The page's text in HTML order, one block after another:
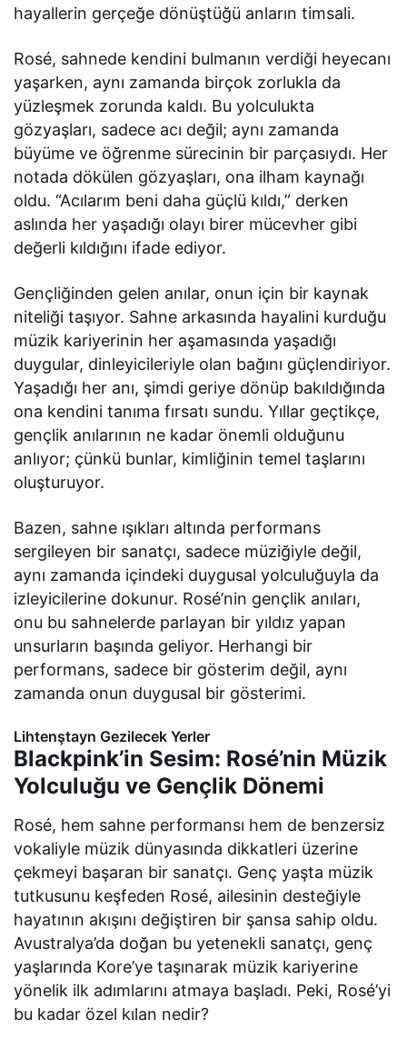
hayallerin gerçeğe dönüştüğü anların timsali.
Rosé, sahnede kendini bulmanın verdiği heyecanı
yaşarken, aynı zamanda birçok zorlukla da
yüzleşmek zorunda kaldı. Bu yolculukta
gözyaşları, sadece acı değil; aynı zamanda
büyüme ve öğrenme sürecinin bir parçasıydı. Her
notada dökülen gözyaşları, ona ilham kaynağı
oldu. “Acılarım beni daha güçlü kıldı,” derken
aslında her yaşadığı olayı birer mücevher gibi
değerli kıldığını ifade ediyor.
Gençliğinden gelen anılar, onun için bir kaynak
niteliği taşıyor. Sahne arkasında hayalini kurduğu
müzik kariyerinin her aşamasında yaşadığı
duygular, dinleyicileriyle olan bağını güçlendiriyor.
Yaşadığı her anı, şimdi geriye dönüp bakıldığında
ona kendini tanıma fırsatı sundu. Yıllar geçtikçe,
gençlik anılarının ne kadar önemli olduğunu
anlıyor; çünkü bunlar, kimliğinin temel taşlarını
oluşturuyor.
Bazen, sahne ışıkları altında performans
sergileyen bir sanatçı, sadece müziğiyle değil,
aynı zamanda içindeki duygusal yolculuğuyla da
izleyicilerine dokunur. Rosé’nin gençlik anıları,
onu bu sahnelerde parlayan bir yıldız yapan
unsurların başında geliyor. Herhangi bir
performans, sadece bir gösterim değil, aynı
zamanda onun duygusal bir gösterimi.
Lihtenştayn Gezilecek Yerler
Blackpink’in Sesim: Rosé’nin Müzik
Yolculuğu ve Gençlik Dönemi
Rosé, hem sahne performansı hem de benzersiz
vokaliyle müzik dünyasında dikkatleri üzerine
çekmeyi başaran bir sanatçı. Genç yaşta müzik
tutkusunu keşfeden Rosé, ailesinin desteğiyle
hayatının akışını değiştiren bir şansa sahip oldu.
Avustralya’da doğan bu yetenekli sanatçı, genç
yaşlarında Kore’ye taşınarak müzik kariyerine
yönelik ilk adımlarını atmaya başladı. Peki, Rosé’yi
bu kadar özel kılan nedir?